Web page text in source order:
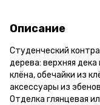
Описание
Студенческий
дерева: верхняя дека
клёна, обечайки из
аксессуары из
Отделка глянцевая